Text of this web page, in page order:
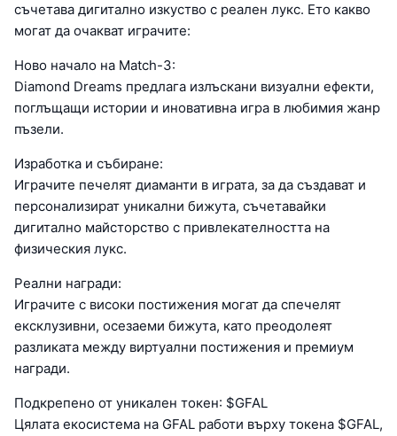
съчетава дигитално изкуство с реален лукс. Ето какво
могат да очакват играчите:
Ново начало на Match-3:
Diamond Dreams предлага излъскани визуални ефекти,
поглъщащи истории и иновативна игра в любимия жанр
пъзели.
Изработка и събиране:
Играчите печелят диаманти в играта, за да създават и
персонализират уникални бижута, съчетавайки
дигитално майсторство с привлекателността на
физическия лукс.
Реални награди:
Играчите с високи постижения могат да спечелят
ексклузивни, осезаеми бижута, като преодолеят
разликата между виртуални постижения и премиум
награди.
Подкрепено от уникален токен: $GFAL
Цялата екосистема на GFAL работи върху токена $GFAL,